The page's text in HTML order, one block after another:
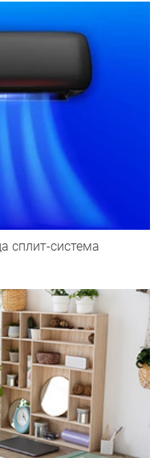
сплит-система